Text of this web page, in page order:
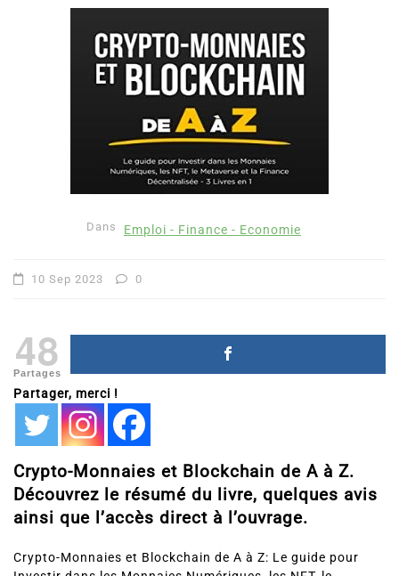
Dans Emploi - Finance - Economie
10 Sep 2023 0
48
Partages
Partager, merci !
Crypto-Monnaies et Blockchain de A à Z.
Découvrez le résumé du livre, quelques avis
ainsi que l’accès direct à l’ouvrage.
Crypto-Monnaies et Blockchain de A à Z: Le guide pour